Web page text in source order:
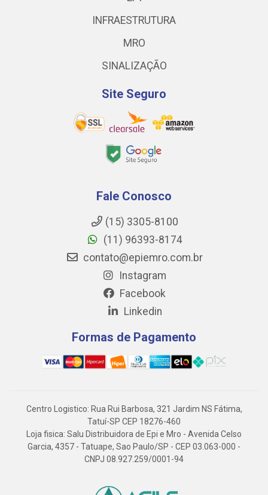
INFRAESTRUTURA
MRO
SINALIZAÇÃO
Site Seguro
Fale Conosco
(15) 3305-8100
(11) 96393-8174
contato@epiemro.com.br
Instagram
Facebook
Linkedin
Formas de Pagamento
Centro Logistico: Rua Rui Barbosa, 321 Jardim NS Fátima,
Tatuí-SP CEP 18276-460
Loja fisica: Salu Distribuidora de Epi e Mro - Avenida Celso
Garcia, 4357 - Tatuape, Sao Paulo/SP - CEP 03.063-000 -
CNPJ 08.927.259/0001-94